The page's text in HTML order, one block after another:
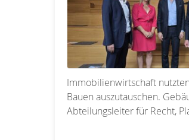
Immobilienwirtschaft
Bauen auszutauschen.
Abteilungsleiter für Recht,